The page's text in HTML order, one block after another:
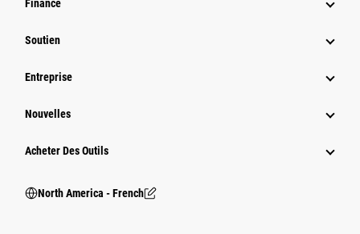
Finance
Soutien
Entreprise
Nouvelles
Acheter Des Outils
North America - French